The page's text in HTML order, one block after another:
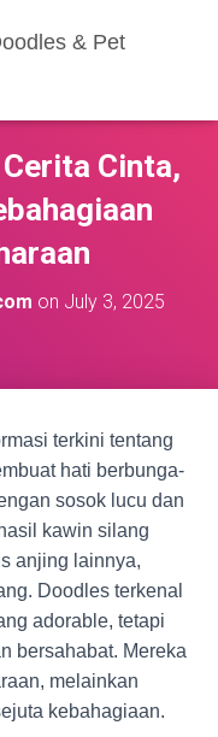
& Pet
Cinta,
on July 3, 2025
terkini tentang
hati berbunga-
sosok lucu dan
kawin silang
anjing lainnya,
Doodles terkenal
adorable, tetapi
bersahabat. Mereka
melainkan
kebahagiaan.